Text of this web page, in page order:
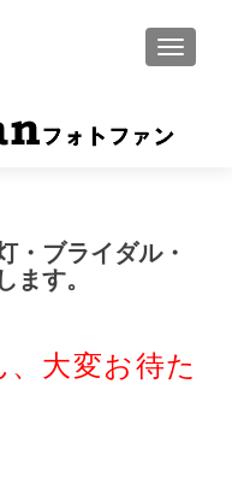
MENU
・ブライダル・
ます。
大変お待た